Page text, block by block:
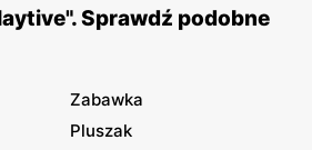
Sprawdź podobne
Zabawka
Pluszak